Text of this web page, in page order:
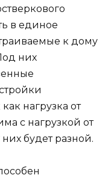
в единое
к дому
них
нагрузка от
с нагрузкой от
будет разной.